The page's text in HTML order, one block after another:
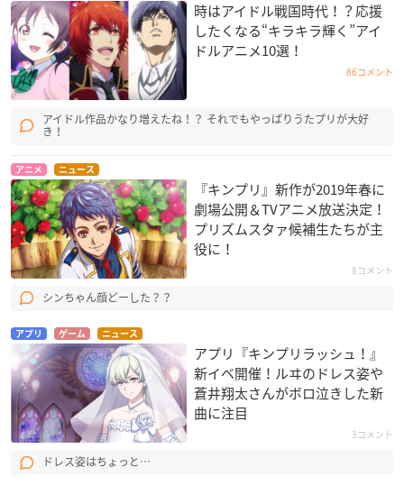
時はアイドル戦国時代！？応援
したくなる“キラキラ輝く”アイ
ドルアニメ10選！
86コメント
アイドル作品かなり増えたね！？ それでもやっぱりうたプリが大好
き！
アニメ ニュース
『キンプリ』新作が2019年春に
劇場公開＆TVアニメ放送決定！
プリズムスタァ候補生たちが主
役に！
8コメント
シンちゃん顔どーした？？
アプリ ゲーム ニュース
アプリ『キンプリラッシュ！』
新イベ開催！ルヰのドレス姿や
蒼井翔太さんがボロ泣きした新
曲に注目
3コメント
ドレス姿はちょっと…